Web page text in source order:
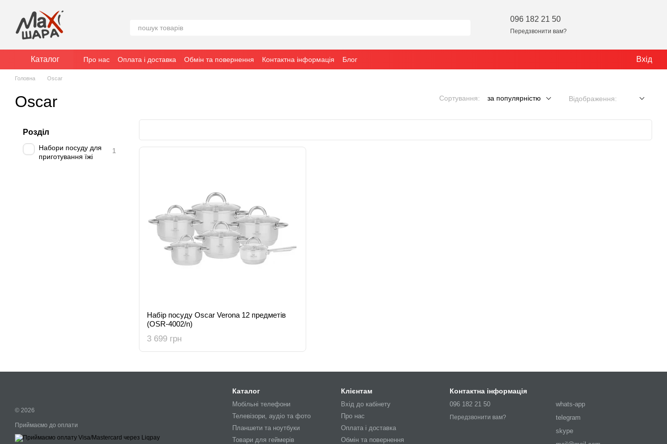
096 182 21 50
Передзвонити вам?
Каталог Про нас Оплата і доставка Обмін та повернення Контактна інформація Блог Вхід
Головна Oscar
Oscar Сортування: за популярністю Відображення:
Набір посуду Oscar Verona 12 предметів
(OSR-4002/n)
3 699 грн
Розділ
Набори посуду для
приготування їжі
1
© 2026
Приймаємо до оплати
Каталог
Мобільні телефони
Телевізори, аудіо та фото
Планшети та ноутбуки
Товари для геймерів
Клієнтам
Вхід до кабінету
Про нас
Оплата і доставка
Обмін та повернення
Контактна інформація
096 182 21 50
Передзвонити вам?
whats-app
telegram
skype